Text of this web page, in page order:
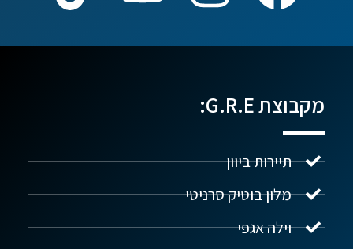
מקבוצת G.R.E:
תיירות ביוון
מלון בוטיק סרניטי
וילה אגפי
נדל"ן ביוון G.R.E